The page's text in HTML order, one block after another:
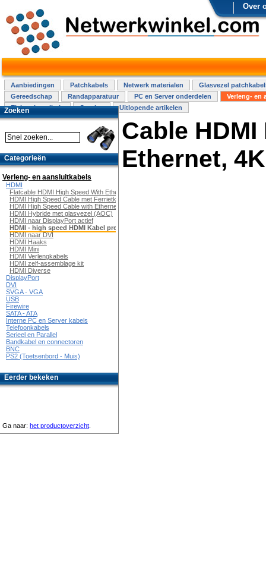
Over
Aanbiedingen Patchkabels Netwerk materialen
Glasvezel
Gereedschap
Randapparatuur PC en Server onderdelen
Verleng- en
Elektra installatie
Overige Uitlopende artikelen
Cable
Ethernet,
Zoeken
Categorieën
Verleng- en aansluitkabels
HDMI
Flatcable HDMI High Speed With Ethernet
HDMI High Speed Cable met Ferrietkern
HDMI High Speed Cable with Ethernet
HDMI Hybride met glasvezel (AOC)
HDMI naar DisplayPort actief
HDMI - high speed HDMI Kabel premium
HDMI naar DVI
HDMI Haaks
HDMI Mini
HDMI Verlengkabels
HDMI zelf-assemblage kit
HDMI Diverse
DisplayPort
DVI
SVGA - VGA
USB
Firewire
SATA - ATA
Interne PC en Server kabels
Telefoonkabels
Serieel en Parallel
Bandkabel en connectoren
BNC
PS2 (Toetsenbord - Muis)
Eerder bekeken
Ga naar: het productoverzicht